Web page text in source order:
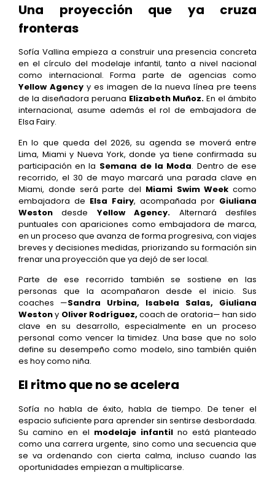
Una proyección que ya cruza
fronteras
Sofía Vallina empieza a construir una presencia concreta
en el círculo del modelaje infantil, tanto a nivel nacional
como internacional. Forma parte de agencias como
Yellow Agencyy es imagen de la nueva línea pre teens
de la diseñadora peruana Elizabeth Muñoz. En el ámbito
internacional, asume además el rol de embajadora de
Elsa Fairy.
En lo que queda del 2026, su agenda se moverá entre
Lima, Miami y Nueva York, donde ya tiene confirmada su
participación en la Semana de la Moda. Dentro de ese
recorrido, el 30 de mayo marcará una parada clave en
Miami, donde será parte del Miami Swim Week como
embajadora de Elsa Fairy, acompañada por Giuliana
Westondesde Yellow Agency. Alternará desfiles
puntuales con apariciones como embajadora de marca,
en un proceso que avanza de forma progresiva, con viajes
breves y decisiones medidas, priorizando su formación sin
frenar una proyección que ya dejó de ser local.
Parte de ese recorrido también se sostiene en las
personas que la acompañaron desde el inicio. Sus
coaches —Sandra Urbina, Isabela Salas, Giuliana
Westony Oliver Rodríguez, coach de oratoria— han sido
clave en su desarrollo, especialmente en un proceso
personal como vencer la timidez. Una base que no solo
define su desempeño como modelo, sino también quién
es hoy como niña.
El ritmo que no se acelera
Sofía no habla de éxito, habla de tiempo. De tener el
espacio suficiente para aprender sin sentirse desbordada.
Su camino en el modelaje infantil no está planteado
como una carrera urgente, sino como una secuencia que
se va ordenando con cierta calma, incluso cuando las
oportunidades empiezan a multiplicarse.